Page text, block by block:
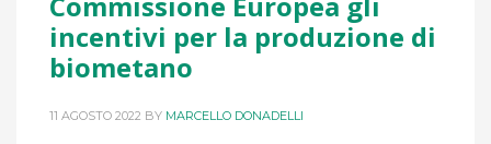
incentivi per la produzione di
biometano
11 AGOSTO 2022 BY MARCELLO DONADELLI